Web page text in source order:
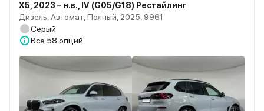
X5, 2023 – н.в., IV (G05/G18) Рестайлинг
Дизель, Автомат, Полный, 2025, 9961
Серый
Все 58 опций